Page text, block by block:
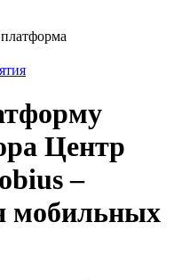
Центр
–
мобильных